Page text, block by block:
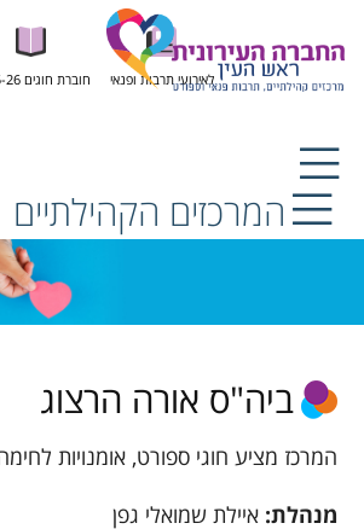
לאירועי תרבות ופנאי חוברת חוגים 2025-26
המרכזים הקהילתיים
ביה"ס אורה הרצוג
המרכז מציע חוגי ספורט, אומנויות
מנהלת: איילת שמואלי גפן